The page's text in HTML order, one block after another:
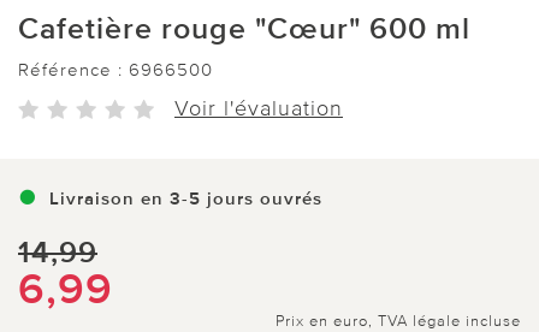
Cafetière rouge "Cœur" 600 ml
Référence : 6966500
Voir l'évaluation
Livraison en 3-5 jours ouvrés
14,99
6,99
Prix en euro, TVA légale incluse